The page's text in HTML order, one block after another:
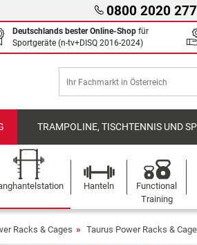
0800 2020 277
Deutschlands bester Online-Shop für
Sportgeräte (n-tv+DISQ 2016-2024)
TRAMPOLINE, TISCHTENNIS UND
Hanteln
Functional
Training
Racks & Cages Taurus Power Racks &